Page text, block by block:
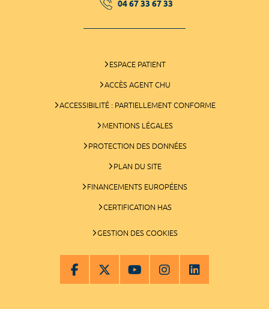
04 67 33 67 33
ESPACE PATIENT
ACCÈS AGENT CHU
ACCESSIBILITÉ : PARTIELLEMENT CONFORME
MENTIONS LÉGALES
PROTECTION DES DONNÉES
PLAN DU SITE
FINANCEMENTS EUROPÉENS
CERTIFICATION HAS
GESTION DES COOKIES